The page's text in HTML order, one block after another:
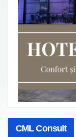
CML Consult